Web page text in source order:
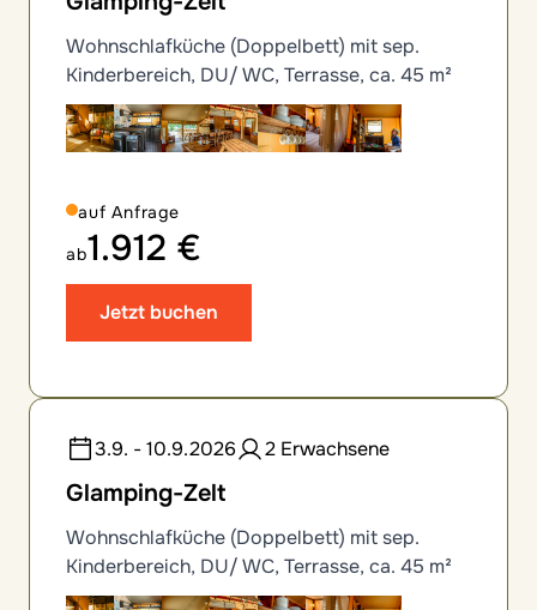
Wohnschlafküche (Doppelbett) mit sep.
Kinderbereich, DU/ WC, Terrasse, ca. 45 m²
auf Anfrage
ab1.912 €
Jetzt buchen
3.9. - 10.9.2026 2 Erwachsene
Glamping-Zelt
Wohnschlafküche (Doppelbett) mit sep.
Kinderbereich, DU/ WC, Terrasse, ca. 45 m²